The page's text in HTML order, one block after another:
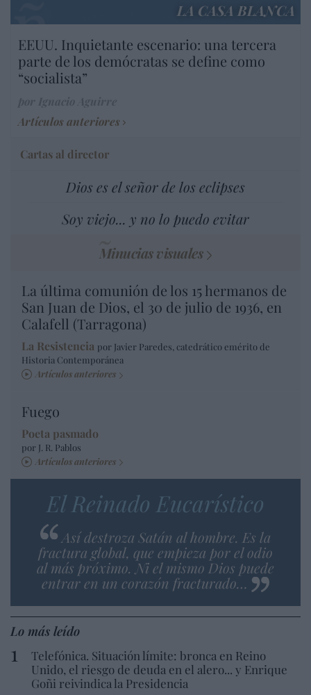
LA CASA BLANCA
EEUU. Inquietante escenario: una tercera
parte de los demócratas se define como
“socialista”
Artículos anteriores
Cartas al director
Dios es el señor de los eclipses
Soy viejo... y no lo puedo evitar
Minucias visuales
La última comunión de los 15 hermanos de
San Juan de Dios, el 30 de julio de 1936, en
Calafell (Tarragona)
La Resistencia por Javier Paredes, catedrático emérito de
Historia Contemporánea
Artículos anteriores
Fuego
Poeta pasmado
por J. R. Pablos
Artículos anteriores
El Reinado Eucarístico
Así destroza Satán al hombre. Es la
fractura global, que empieza por el odio
al más próximo. Ni el mismo Dios puede
entrar en un corazón fracturado…
Lo más leído
Telefónica. Situación límite: bronca en Reino
Unido, el riesgo de deuda en el alero... y Enrique
Goñi reivindica la Presidencia